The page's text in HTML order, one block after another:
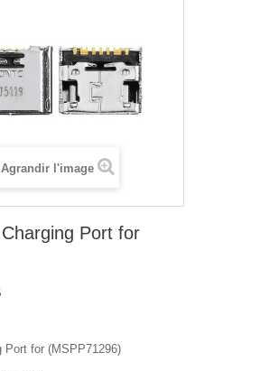
Agrandir l'image
Port for
Port for (MSPP71296)